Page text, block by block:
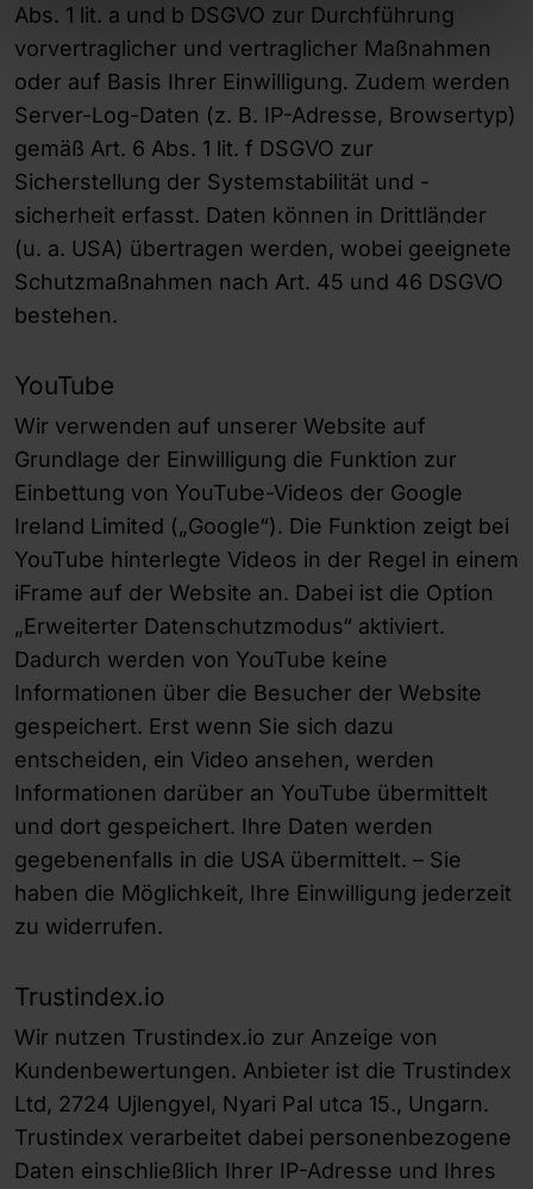
Abs. 1 lit. a und b DSGVO zur Durchführung
vorvertraglicher und vertraglicher Maßnahmen
oder auf Basis Ihrer Einwilligung. Zudem werden
Server-Log-Daten (z. B. IP-Adresse, Browsertyp)
gemäß Art. 6 Abs. 1 lit. f DSGVO zur
Sicherstellung der Systemstabilität und -
sicherheit erfasst. Daten können in Drittländer
(u. a. USA) übertragen werden, wobei geeignete
Schutzmaßnahmen nach Art. 45 und 46 DSGVO
bestehen.
YouTube
Wir verwenden auf unserer Website auf
Grundlage der Einwilligung die Funktion zur
Einbettung von YouTube-Videos der Google
Ireland Limited („Google“). Die Funktion zeigt bei
YouTube hinterlegte Videos in der Regel in einem
iFrame auf der Website an. Dabei ist die Option
„Erweiterter Datenschutzmodus“ aktiviert.
Dadurch werden von YouTube keine
Informationen über die Besucher der Website
gespeichert. Erst wenn Sie sich dazu
entscheiden, ein Video ansehen, werden
Informationen darüber an YouTube übermittelt
und dort gespeichert. Ihre Daten werden
gegebenenfalls in die USA übermittelt. – Sie
haben die Möglichkeit, Ihre Einwilligung jederzeit
zu widerrufen.
Trustindex.io
Wir nutzen Trustindex.io zur Anzeige von
Kundenbewertungen. Anbieter ist die Trustindex
Ltd, 2724 Ujlengyel, Nyari Pal utca 15., Ungarn.
Trustindex verarbeitet dabei personenbezogene
Daten einschließlich Ihrer IP-Adresse und Ihres